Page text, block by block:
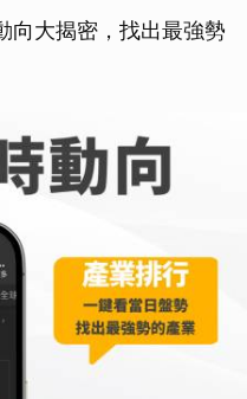
向大揭密，找出最強勢